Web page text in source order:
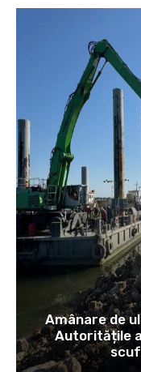
Amânare de
Autoritățile